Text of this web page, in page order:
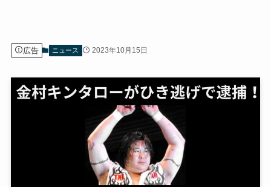
広告 ニュース 2023年10月15日